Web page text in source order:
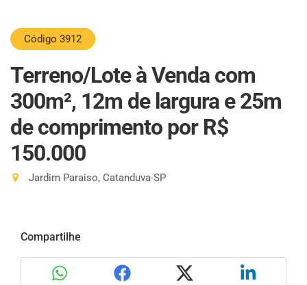
Código 3912
Terreno/Lote à Venda com
300m², 12m de largura e 25m
de comprimento por R$
150.000
Jardim Paraiso, Catanduva-SP
Compartilhe